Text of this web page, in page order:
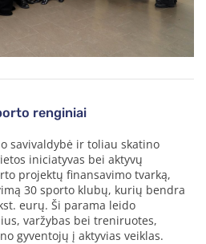
renginiai
savivaldybė ir toliau skatino
iniciatyvas bei aktyvų
projektų finansavimo tvarką,
30 sporto klubų, kurių bendra
eurų. Ši parama leido
varžybas bei treniruotes,
gyventojų į aktyvias veiklas.